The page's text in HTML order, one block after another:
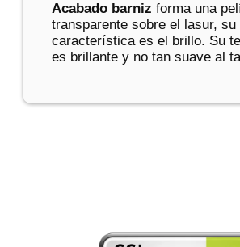
Acabado barniz forma una
transparente sobre el lasur, su
característica es el brillo. Su
es brillante y no tan suave al